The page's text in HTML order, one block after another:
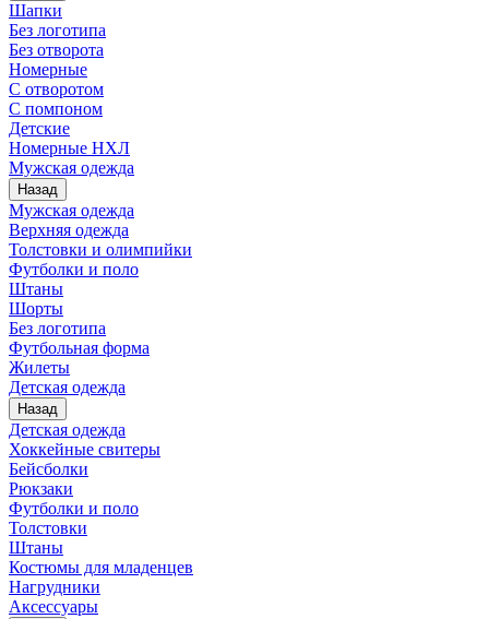
Шапки
Без логотипа
Без отворота
Номерные
С отворотом
С помпоном
Детские
Номерные НХЛ
Мужская одежда
Назад
Мужская одежда
Верхняя одежда
Толстовки и олимпийки
Футболки и поло
Штаны
Шорты
Без логотипа
Футбольная форма
Жилеты
Детская одежда
Назад
Детская одежда
Хоккейные свитеры
Бейсболки
Рюкзаки
Футболки и поло
Толстовки
Штаны
Костюмы для младенцев
Нагрудники
Аксессуары